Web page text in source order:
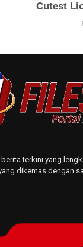
terkini yang
dikemas dengan